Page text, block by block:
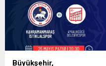
Büyükşehir,